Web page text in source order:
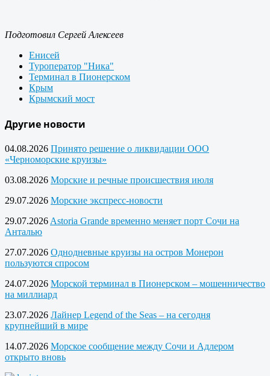
Подготовил Сергей Алексеев
Енисей
Туроператор "Ника"
Терминал в Пионерском
Крым
Крымский мост
Другие новости
04.08.2026 Принято решение о ликвидации ООО
«Черноморские круизы»
03.08.2026 Морские и речные происшествия июля
29.07.2026 Морские экспресс-новости
29.07.2026 Astoria Grande временно меняет порт Сочи на
Анталью
27.07.2026 Однодневные круизы на остров Монерон
пользуются спросом
24.07.2026 Морской терминал в Пионерском – мошенничество
на миллиард
23.07.2026 Лайнер Legend of the Seas – на сегодня
крупнейший в мире
14.07.2026 Морское сообщение между Сочи и Адлером
открыто вновь